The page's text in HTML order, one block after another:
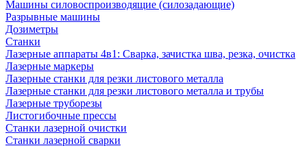
Машины силовоспроизводящие (силозадающие)
Разрывные машины
Дозиметры
Станки
Лазерные аппараты 4в1: Сварка, зачистка шва, резка, очистка
Лазерные маркеры
Лазерные станки для резки листового металла
Лазерные станки для резки листового металла и трубы
Лазерные труборезы
Листогибочные прессы
Станки лазерной очистки
Станки лазерной сварки